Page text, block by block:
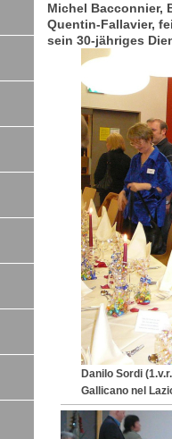
Michel Bacconnier,
Quentin-Fallavier,
sein 30-jähriges
Danilo Sordi
Gallicano nel